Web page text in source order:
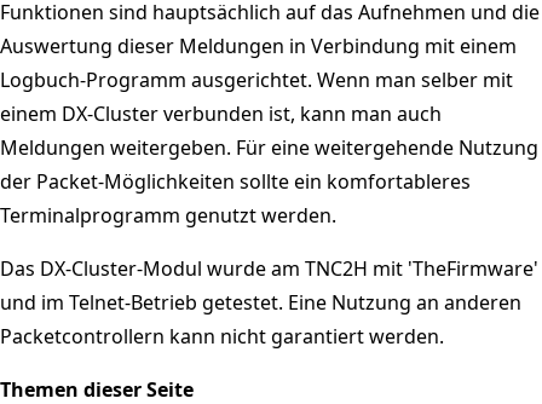
Funktionen sind hauptsächlich auf das Aufnehmen und die
Auswertung dieser Meldungen in Verbindung mit einem
Logbuch-Programm ausgerichtet. Wenn man selber mit
einem DX-Cluster verbunden ist, kann man auch
Meldungen weitergeben. Für eine weitergehende Nutzung
der Packet-Möglichkeiten sollte ein komfortableres
Terminalprogramm genutzt werden.
Das DX-Cluster-Modul wurde am TNC2H mit 'TheFirmware'
und im Telnet-Betrieb getestet. Eine Nutzung an anderen
Packetcontrollern kann nicht garantiert werden.
Themen dieser Seite